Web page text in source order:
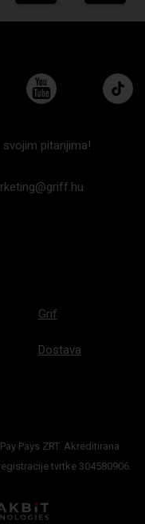
pitanjima!
Grif
Dostava
Pays ZRT. Akreditirana
tvrtke 304580906.